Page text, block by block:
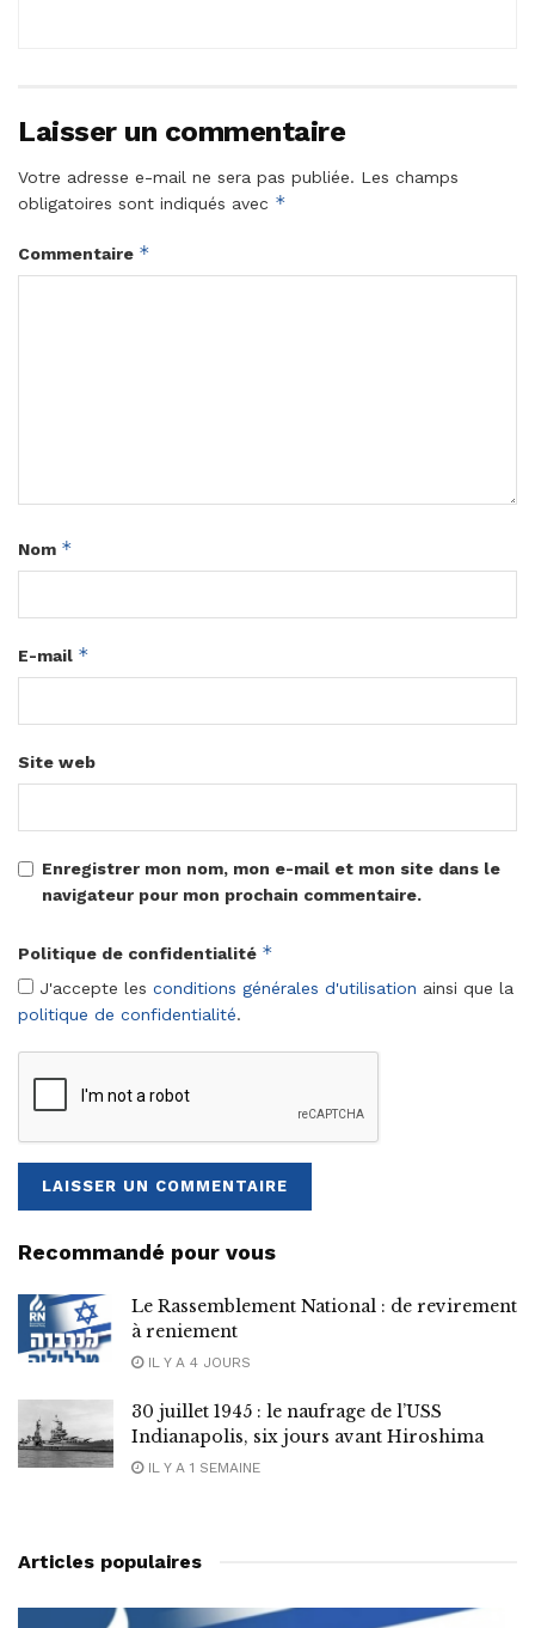
Laisser un commentaire
Votre adresse e-mail ne sera pas publiée. Les champs
obligatoires sont indiqués avec *
Commentaire *
Nom *
E-mail *
Site web
Enregistrer mon nom, mon e-mail et mon site dans le
navigateur pour mon prochain commentaire.
Politique de confidentialité *
J'accepte les conditions générales d'utilisation ainsi que la
politique de confidentialité.
Recommandé pour vous
Le Rassemblement National : de revirement
à reniement
IL Y A 4 JOURS
30 juillet 1945 : le naufrage de l’USS
Indianapolis, six jours avant Hiroshima
IL Y A 1 SEMAINE
Articles populaires